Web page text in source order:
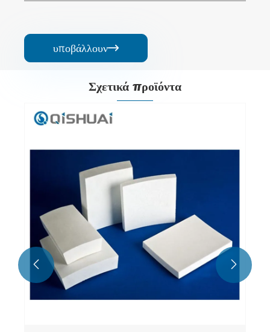
υποβάλλουν
Σχετικά προϊόντα
Δείτε περισσότερα >>
 